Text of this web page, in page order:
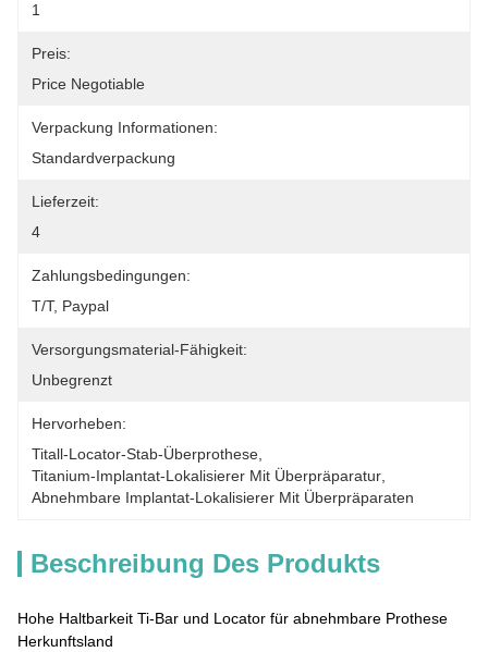
1
Preis:
Price Negotiable
Verpackung Informationen:
Standardverpackung
Lieferzeit:
4
Zahlungsbedingungen:
T/T, Paypal
Versorgungsmaterial-Fähigkeit:
Unbegrenzt
Hervorheben:
Titall-Locator-Stab-Überprothese
Titanium-Implantat-Lokalisierer Mit Überpräparatur
Abnehmbare Implantat-Lokalisierer Mit Überpräparaten
Beschreibung Des Produkts
Hohe Haltbarkeit Ti-Bar und Locator für abnehmbare Prothese
Herkunftsland